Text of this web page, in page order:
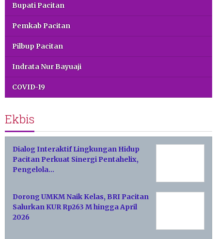
Bupati Pacitan
Pemkab Pacitan
Pilbup Pacitan
Indrata Nur Bayuaji
COVID-19
Ekbis
Dialog Interaktif Lingkungan Hidup
Pacitan Perkuat Sinergi Pentahelix,
Pengelola…
Dorong UMKM Naik Kelas, BRI Pacitan
Salurkan KUR Rp263 M hingga April
2026